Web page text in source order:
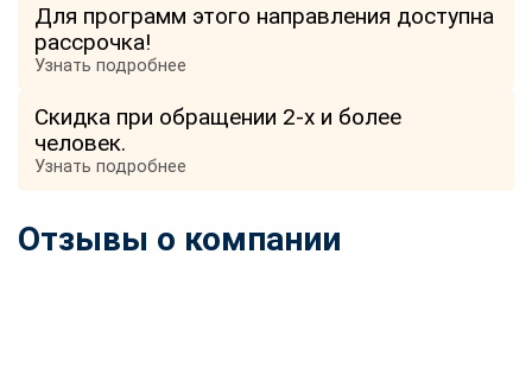
Для программ этого направления доступна
рассрочка!
Узнать подробнее
Скидка при обращении 2-х и более
человек.
Узнать подробнее
Отзывы о компании